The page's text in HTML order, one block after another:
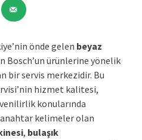
önde gelen beyaz
Bosch’un ürünlerine yönelik
bir servis merkezidir. Bu
hizmet kalitesi,
konularında
anahtar kelimeler olan
, bulaşık